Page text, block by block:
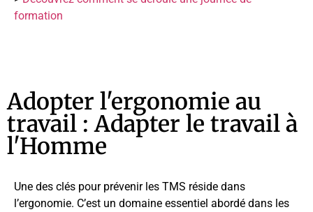
formation
Adopter l'ergonomie au
travail : Adapter le travail à
l'Homme
Une des clés pour prévenir les TMS réside dans
l’ergonomie. C’est un domaine essentiel abordé dans les